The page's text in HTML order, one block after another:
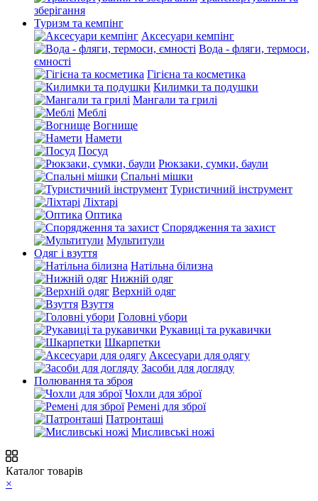
зберігання
Туризм та кемпінг
Аксесуари кемпінг
Вода - фляги, термоси,
ємності
Гігієна та косметика
Килимки та подушки
Мангали та грилі
Меблі
Вогнище
Намети
Посуд
Рюкзаки, сумки, баули
Спальні мішки
Туристичний інструмент
Ліхтарі
Оптика
Спорядження та захист
Мультитули
Одяг і взуття
Натільна білизна
Нижній одяг
Верхній одяг
Взуття
Головні убори
Рукавиці та рукавички
Шкарпетки
Аксесуари для одягу
Засоби для догляду
Полювання та зброя
Чохли для зброї
Ремені для зброї
Патронташі
Мисливські ножі
Каталог товарів
×